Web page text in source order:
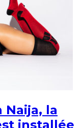
Naija, la
installée